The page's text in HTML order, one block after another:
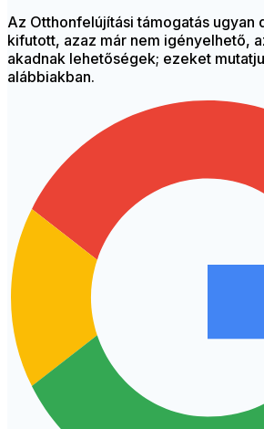
Az Otthonfelújítási támogatás ugyan
kifutott, azaz már nem igényelhető,
akadnak lehetőségek; ezeket
alábbiakban.